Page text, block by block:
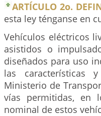
ARTÍCULO 2o.
esta ley ténganse en
Vehículos eléctricos
asistidos o
diseñados para uso
las características
Ministerio de
vías permitidas, en
nominal de estos